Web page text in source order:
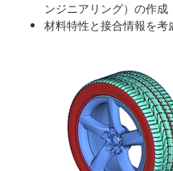
ンジニアリング）の作成
材料特性と接合情報を考